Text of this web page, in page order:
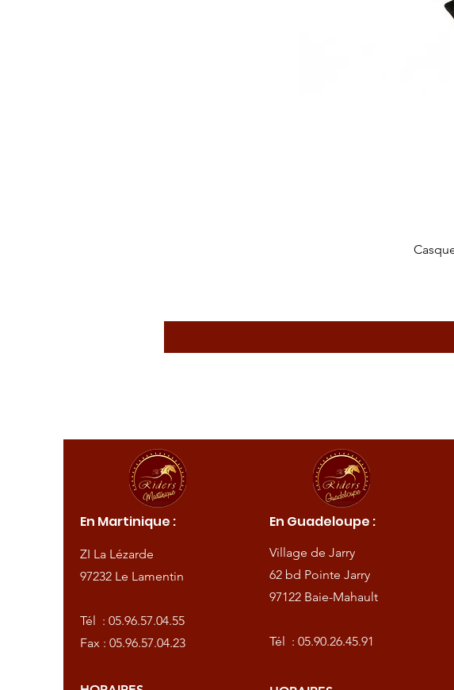
En Martinique :
ZI La Lézarde
97232 Le Lamentin
Tél :05.96.57.04.55
Fax : 05.96.57.04.23
En Guadeloupe :
Village de Jarry
62 bd Pointe Jarry
97122 Baie-Mahault
Tél : 05.90.26.45.91